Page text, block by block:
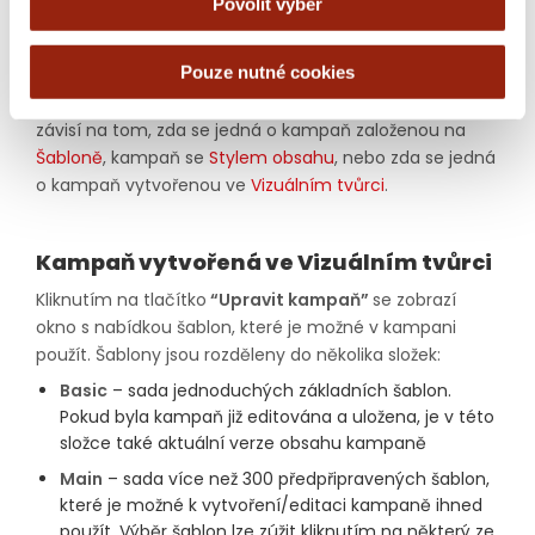
Pouze nutné cookies
kampaně
Režim editoru e-mailové kampaně a jeho možnosti
závisí na tom, zda se jedná o kampaň založenou na
Šabloně, kampaň se Stylem obsahu, nebo zda se jedná
o kampaň vytvořenou ve Vizuálním tvůrci.
Kampaň vytvořená ve Vizuálním tvůrci
Kliknutím na tlačítko “Upravit kampaň” se zobrazí
okno s nabídkou šablon, které je možné v kampani
použít. Šablony jsou rozděleny do několika složek:
Basic – sada jednoduchých základních šablon.
Pokud byla kampaň již editována a uložena, je v této
složce také aktuální verze obsahu kampaně
Main – sada více než 300 předpřipravených šablon,
které je možné k vytvoření/editaci kampaně ihned